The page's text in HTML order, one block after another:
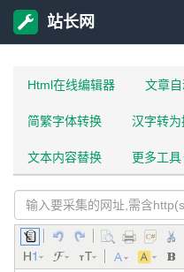
站长网
Html在线编辑器 文章
简繁字体转换 汉字转为
文本内容替换 更多工具